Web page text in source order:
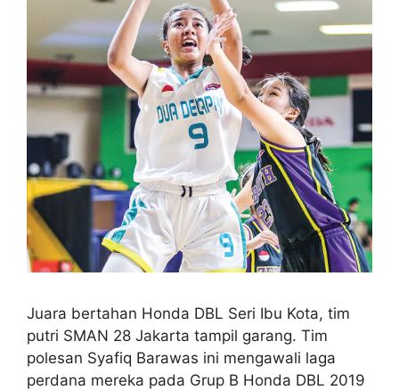
Juara bertahan Honda DBL Seri Ibu Kota, tim
putri SMAN 28 Jakarta tampil garang. Tim
polesan Syafiq Barawas ini mengawali laga
perdana mereka pada Grup B Honda DBL 2019